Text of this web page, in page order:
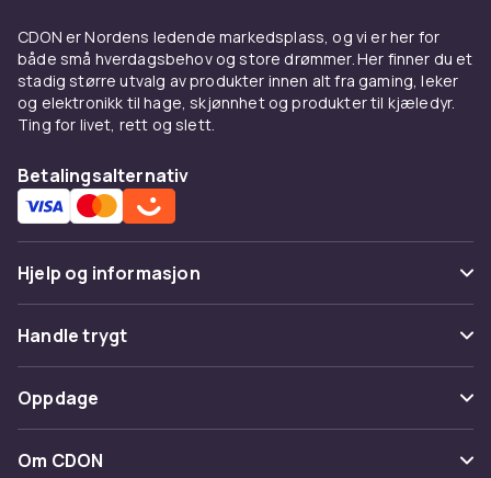
CDON er Nordens ledende markedsplass, og vi er her for
både små hverdagsbehov og store drømmer. Her finner du et
stadig større utvalg av produkter innen alt fra gaming, leker
og elektronikk til hage, skjønnhet og produkter til kjæledyr.
Ting for livet, rett og slett.
Betalingsalternativ
Hjelp og informasjon
Vanlige spørsmål
Spor pakke
Angre & returner her
Kontakt oss
Handle trygt
Betaling
Levering
Oppdage
Kategorier
Om CDON